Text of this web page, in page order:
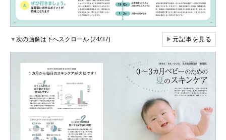
▼次の画像は下へスクロール (24/37) ▶元記事を見る